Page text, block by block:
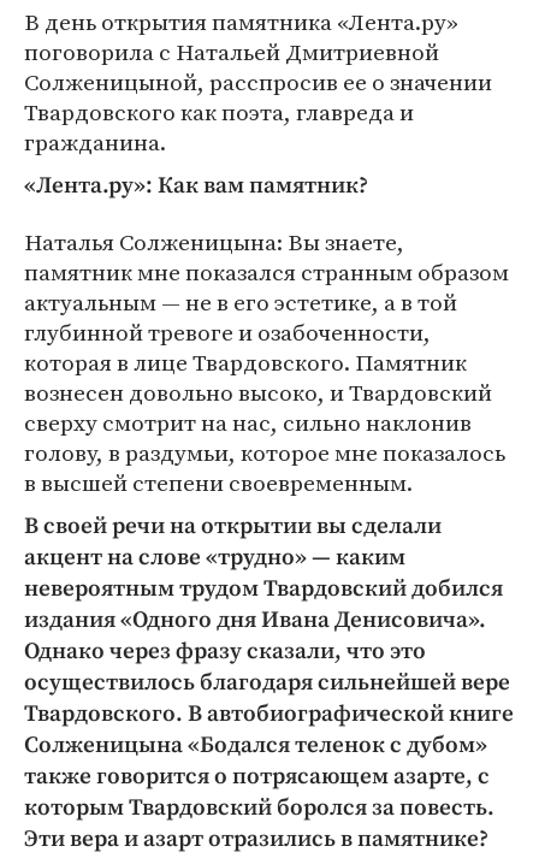
В день открытия памятника «Лента.ру»
поговорила с Натальей Дмитриевной
Солженицыной, расспросив ее о значении
Твардовского как поэта, главреда и
гражданина.
«Лента.ру»: Как вам памятник?
Наталья Солженицына: Вы знаете,
памятник мне показался странным образом
актуальным — не в его эстетике, а в той
глубинной тревоге и озабоченности,
которая в лице Твардовского. Памятник
вознесен довольно высоко, и Твардовский
сверху смотрит на нас, сильно наклонив
голову, в раздумьи, которое мне показалось
в высшей степени своевременным.
В своей речи на открытии вы сделали
акцент на слове «трудно» — каким
невероятным трудом Твардовский добился
издания «Одного дня Ивана Денисовича».
Однако через фразу сказали, что это
осуществилось благодаря сильнейшей вере
Твардовского. В автобиографической книге
Солженицына «Бодался теленок с дубом»
также говорится о потрясающем азарте, с
которым Твардовский боролся за повесть.
Эти вера и азарт отразились в памятнике?